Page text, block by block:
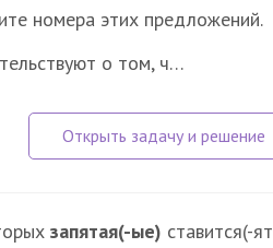
номера этих предложений.
о том, ч…
запятая(-ые) ставится(-